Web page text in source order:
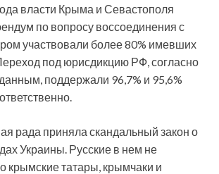
власти Крыма и Севастополя
по вопросу воссоединения с
участвовали более 80% имевших
под юрисдикцию РФ, согласно
поддержали 96,7% и 95,6%
рада приняла скандальный закон о
Украины. Русские в нем не
крымские татары, крымчаки и